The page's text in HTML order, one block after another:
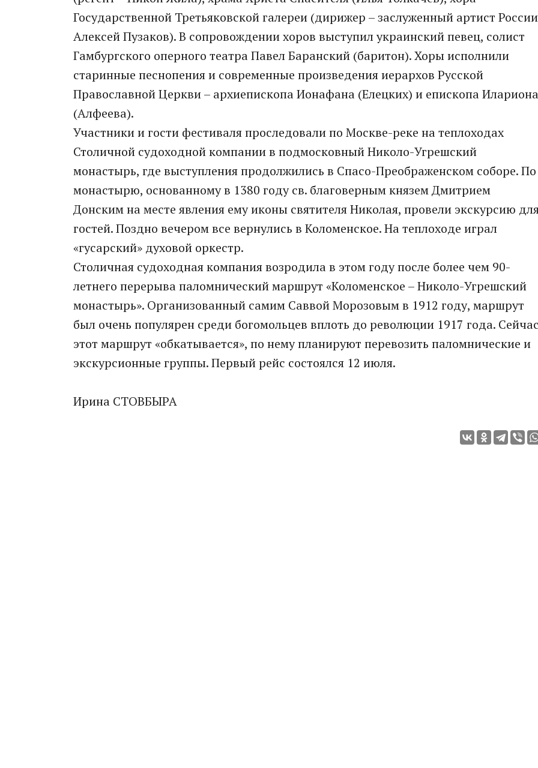
Государственной Третьяковской галереи (дирижер – заслуженный артист России
Алексей Пузаков). В сопровождении хоров выступил украинский певец, солист
Гамбургского оперного театра Павел Баранский (баритон). Хоры исполнили
старинные песнопения и современные произведения иерархов Русской
Православной Церкви – архиепископа Ионафана (Елецких) и епископа Илариона
(Алфеева).
Участники и гости фестиваля проследовали по Москве-реке на теплоходах
Столичной судоходной компании в подмосковный Николо-Угрешский
монастырь, где выступления продолжились в Спасо-Преображенском соборе. По
монастырю, основанному в 1380 году св. благоверным князем Дмитрием
Донским на месте явления ему иконы святителя Николая, провели экскурсию
гостей. Поздно вечером все вернулись в Коломенское. На теплоходе играл
«гусарский» духовой оркестр.
Столичная судоходная компания возродила в этом году после более чем 90-
летнего перерыва паломнический маршрут «Коломенское – Николо-Угрешский
монастырь». Организованный самим Саввой Морозовым в 1912 году, маршрут
был очень популярен среди богомольцев вплоть до революции 1917 года. Сейчас
этот маршрут «обкатывается», по нему планируют перевозить паломнические и
экскурсионные группы. Первый рейс состоялся 12 июля.
Ирина СТОВБЫРА